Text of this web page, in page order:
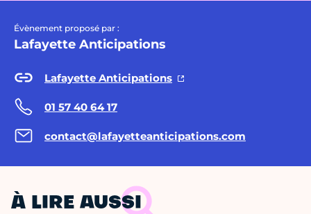
Évènement proposé par :
Lafayette Anticipations
Lafayette Anticipations
01 57 40 64 17
contact@lafayetteanticipations.com
À LIRE AUSSI